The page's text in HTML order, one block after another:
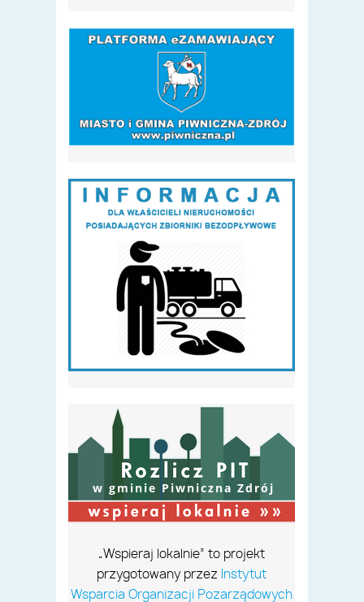
w gminie Piwniczna Zdrój
„Wspieraj lokalnie” to projekt
przygotowany przez Instytut
Wsparcia Organizacji Pozarządowych